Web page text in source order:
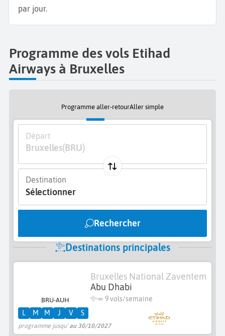
par jour.
Programme des vols Etihad
Airways à Bruxelles
Programme aller-retourAller simple
Départ
Bruxelles(BRU)
Destination
Sélectionner
Rechercher
Destinations principales
BRU-AUH
Bruxelles National Zaventem
Abu Dhabi
≃ 9 vols/semaine
programme jusqu'au 30/10/2027
L M M J V S